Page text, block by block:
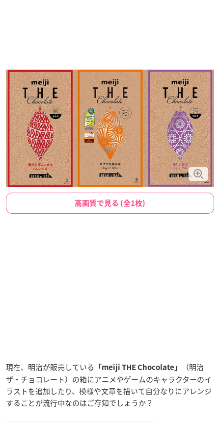
高画質で見る (全1枚)
現在、明治が販売している 「meiji THE Chocolate」
（明治
ザ・チョコレート）の箱にアニメやゲームのキャラクターのイ
ラストを追加したり、模様や文章を描いて自分なりにアレンジ
することが流行中なのはご存知でしょうか？